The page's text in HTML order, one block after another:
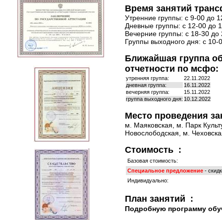
Время занятий
Утренние группы: с 9-00 до
Дневные группы: с 12-00 до
Вечерние группы: с 18-30 до
Группы выходного дня: с 10-
Ближайшая группа
отчетности по мсфо:
утренняя группа:
22.11.2022
дневная группа:
16.11.2022
вечерняя группа:
15.11.2022
группа выходного дня: 10.12.2022
Место проведения
м. Маяковская, м. Парк
Новослободская, м.
Стоимость :
Базовая стоимость:
Специальное предложение -
Индивидуально:
План занятий :
Подробную программу